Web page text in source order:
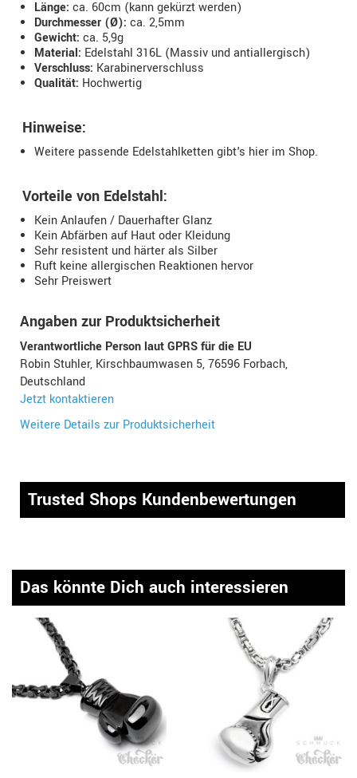
Länge: ca. 60cm (kann gekürzt werden)
Durchmesser (Ø): ca. 2,5mm
Gewicht: ca. 5,9g
Material: Edelstahl 316L (Massiv und antiallergisch)
Verschluss: Karabinerverschluss
Qualität: Hochwertig
Hinweise:
Weitere passende Edelstahlketten gibt's hier im Shop.
Vorteile von Edelstahl:
Kein Anlaufen / Dauerhafter Glanz
Kein Abfärben auf Haut oder Kleidung
Sehr resistent und härter als Silber
Ruft keine allergischen Reaktionen hervor
Sehr Preiswert
Angaben zur Produktsicherheit
Verantwortliche Person laut GPRS für die EU
Robin Stuhler, Kirschbaumwasen 5, 76596 Forbach,
Deutschland
Jetzt kontaktieren
Weitere Details zur Produktsicherheit
Trusted Shops Kundenbewertungen
Das könnte Dich auch interessieren